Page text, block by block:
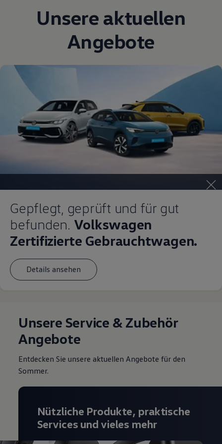
Lifestyle
Transport
Familie
Elektromobilität
Volkswagen R
Volkswagen Kundenbetreuung
Unsere aktuellen
Angebote
Gepflegt, geprüft und für gut
befunden. Volkswagen
Zertifizierte Gebrauchtwagen.
Details ansehen
Unsere Service & Zubehör
Angebote
Entdecken Sie unsere aktuellen Angebote für den
Sommer.
Nützliche Produkte, praktische
Services und vieles mehr